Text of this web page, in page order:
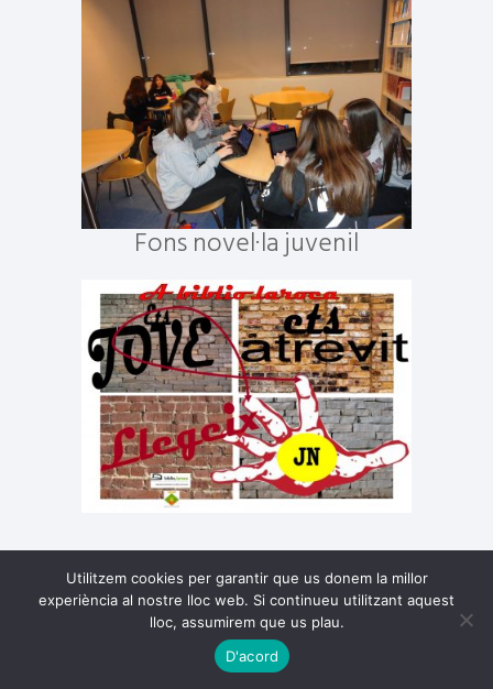
Fons novel·la juvenil
Utilitzem cookies per garantir que us donem la millor
experiència al nostre lloc web. Si continueu utilitzant aquest
lloc, assumirem que us plau.
D'acord